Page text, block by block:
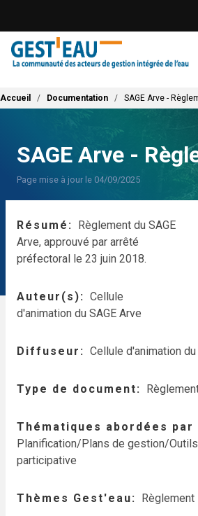
contenu
principal
Fil d'Ariane
Accueil Documentation SAGE Arve -
SAGE Arve -
Page mise à jour le 04/09/2025
Résumé
Règlement du SAGE
Arve, approuvé par arrêté
préfectoral le 23 juin 2018.
Auteur(s)
Cellule
d'animation du SAGE Arve
Diffuseur Cellule d'animation du
Type de document
Thématiques abordées par
Planification/Plans de gestion/
participative
Thèmes Gest'eau Règlement